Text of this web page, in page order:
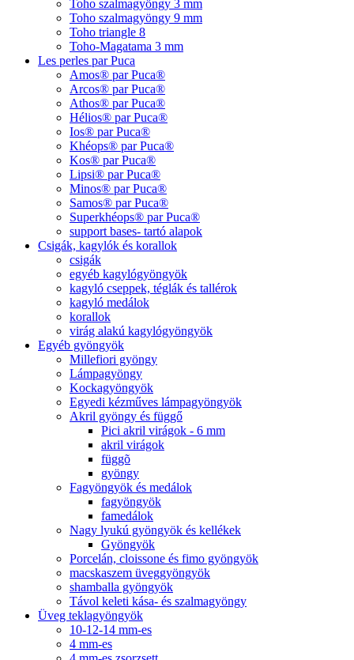
Toho szalmagyöngy 3 mm
Toho szalmagyöngy 9 mm
Toho triangle 8
Toho-Magatama 3 mm
Les perles par Puca
Amos® par Puca®
Arcos® par Puca®
Athos® par Puca®
Hélios® par Puca®
Ios® par Puca®
Khéops® par Puca®
Kos® par Puca®
Lipsi® par Puca®
Minos® par Puca®
Samos® par Puca®
Superkhéops® par Puca®
support bases- tartó alapok
Csigák, kagylók és korallok
csigák
egyéb kagylógyöngyök
kagyló cseppek, téglák és tallérok
kagyló medálok
korallok
virág alakú kagylógyöngyök
Egyéb gyöngyök
Millefiori gyöngy
Lámpagyöngy
Kockagyöngyök
Egyedi kézműves lámpagyöngyök
Akril gyöngy és függő
Pici akril virágok - 6 mm
akril virágok
függõ
gyöngy
Fagyöngyök és medálok
fagyöngyök
famedálok
Nagy lyukú gyöngyök és kellékek
Gyöngyök
Porcelán, cloissone és fimo gyöngyök
macskaszem üveggyöngyök
shamballa gyöngyök
Távol keleti kása- és szalmagyöngy
Üveg teklagyöngyök
10-12-14 mm-es
4 mm-es